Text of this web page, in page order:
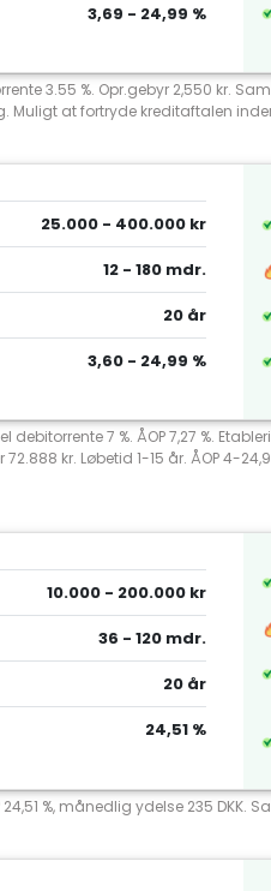
3,69 - 24,99 %
3.55 %. Opr.gebyr 2,550 kr.
Muligt at fortryde kreditaftalen
25.000 - 400.000 kr
12 - 180 mdr.
20 år
3,60 - 24,99 %
debitorrente 7 %. ÅOP 7,27 %.
kr. Løbetid 1-15 år. ÅOP 4-
10.000 - 200.000 kr
36 - 120 mdr.
20 år
24,51 %
%, månedlig ydelse 235 DKK.